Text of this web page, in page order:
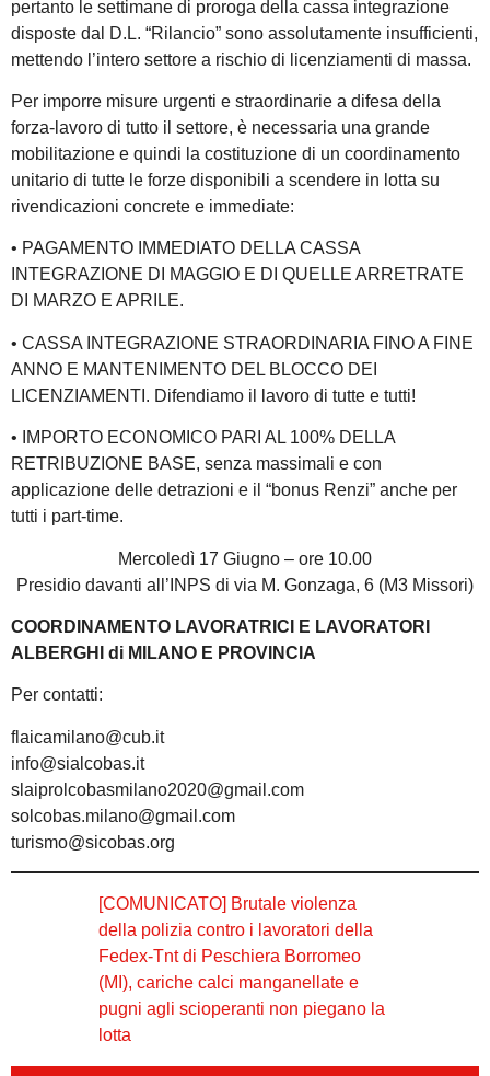
pertanto le settimane di proroga della cassa integrazione
disposte dal D.L. “Rilancio” sono assolutamente insufficienti,
mettendo l’intero settore a rischio di licenziamenti di massa.
Per imporre misure urgenti e straordinarie a difesa della
forza-lavoro di tutto il settore, è necessaria una grande
mobilitazione e quindi la costituzione di un coordinamento
unitario di tutte le forze disponibili a scendere in lotta su
rivendicazioni concrete e immediate:
• PAGAMENTO IMMEDIATO DELLA CASSA
INTEGRAZIONE DI MAGGIO E DI QUELLE ARRETRATE
DI MARZO E APRILE.
• CASSA INTEGRAZIONE STRAORDINARIA FINO A FINE
ANNO E MANTENIMENTO DEL BLOCCO DEI
LICENZIAMENTI. Difendiamo il lavoro di tutte e tutti!
• IMPORTO ECONOMICO PARI AL 100% DELLA
RETRIBUZIONE BASE, senza massimali e con
applicazione delle detrazioni e il “bonus Renzi” anche per
tutti i part-time.
Mercoledì 17 Giugno – ore 10.00
Presidio davanti all’INPS di via M. Gonzaga, 6 (M3 Missori)
COORDINAMENTO LAVORATRICI E LAVORATORI
ALBERGHI di MILANO E PROVINCIA
Per contatti:
flaicamilano@cub.it
info@sialcobas.it
slaiprolcobasmilano2020@gmail.com
solcobas.milano@gmail.com
turismo@sicobas.org
[COMUNICATO] Brutale violenza
della polizia contro i lavoratori della
Fedex-Tnt di Peschiera Borromeo
(MI), cariche calci manganellate e
pugni agli scioperanti non piegano la
lotta